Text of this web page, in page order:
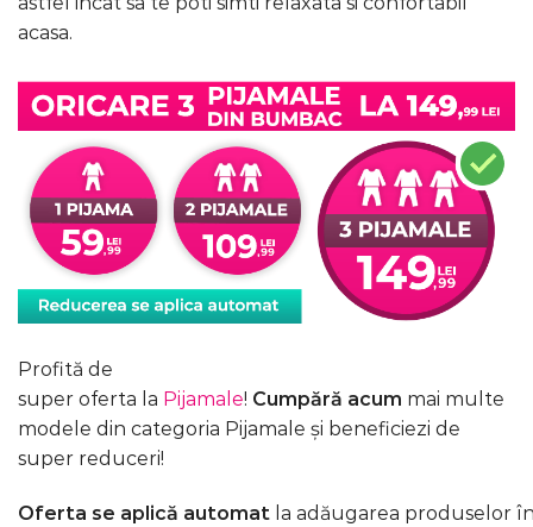
acasa.
Profită de
super oferta la Pijamale! Cumpără acum mai multe
modele din categoria Pijamale și beneficiezi de
super reduceri!
Oferta se aplică automat la adăugarea produselor